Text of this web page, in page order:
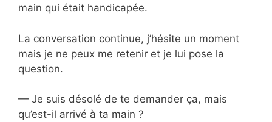
main qui était handicapée.
La conversation continue, j’hésite un moment
mais je ne peux me retenir et je lui pose la
question.
— Je suis désolé de te demander ça, mais
qu’est-il arrivé à ta main ?